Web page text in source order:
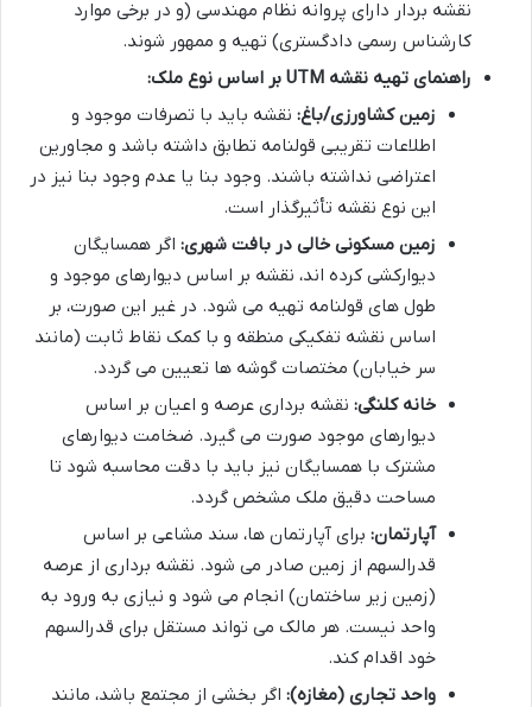
نقشه بردار دارای پروانه نظام مهندسی (و در برخی موارد
کارشناس رسمی دادگستری) تهیه و ممهور شوند.
راهنمای تهیه نقشه UTM بر اساس نوع ملک:
زمین کشاورزی/باغ: نقشه باید با تصرفات موجود و
اطلاعات تقریبی قولنامه تطابق داشته باشد و مجاورین
اعتراضی نداشته باشند. وجود بنا یا عدم وجود بنا نیز در
این نوع نقشه تأثیرگذار است.
زمین مسکونی خالی در بافت شهری: اگر همسایگان
دیوارکشی کرده اند، نقشه بر اساس دیوارهای موجود و
طول های قولنامه تهیه می شود. در غیر این صورت، بر
اساس نقشه تفکیکی منطقه و با کمک نقاط ثابت (مانند
سر خیابان) مختصات گوشه ها تعیین می گردد.
خانه کلنگی: نقشه برداری عرصه و اعیان بر اساس
دیوارهای موجود صورت می گیرد. ضخامت دیوارهای
مشترک با همسایگان نیز باید با دقت محاسبه شود تا
مساحت دقیق ملک مشخص گردد.
آپارتمان: برای آپارتمان ها، سند مشاعی بر اساس
قدرالسهم از زمین صادر می شود. نقشه برداری از عرصه
(زمین زیر ساختمان) انجام می شود و نیازی به ورود به
واحد نیست. هر مالک می تواند مستقل برای قدرالسهم
خود اقدام کند.
واحد تجاری (مغازه): اگر بخشی از مجتمع باشد، مانند